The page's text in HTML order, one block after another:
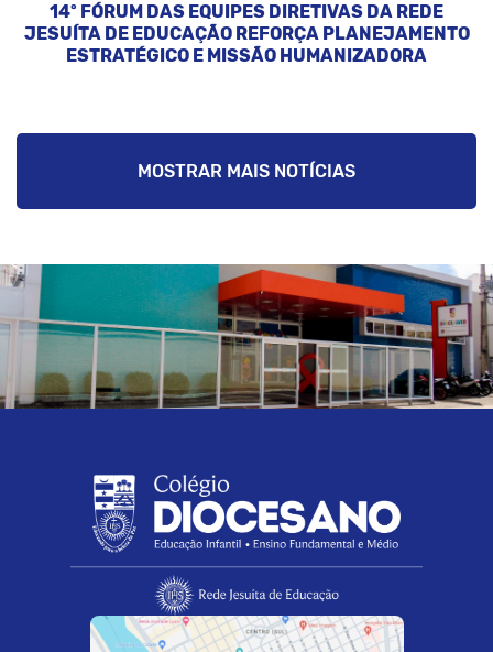
14º FÓRUM DAS EQUIPES DIRETIVAS DA REDE
JESUÍTA DE EDUCAÇÃO REFORÇA PLANEJAMENTO
ESTRATÉGICO E MISSÃO HUMANIZADORA
MOSTRAR MAIS NOTÍCIAS